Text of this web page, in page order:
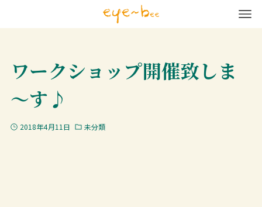
ワークショップ開催致しま
～す♪
2018年4月11日 未分類